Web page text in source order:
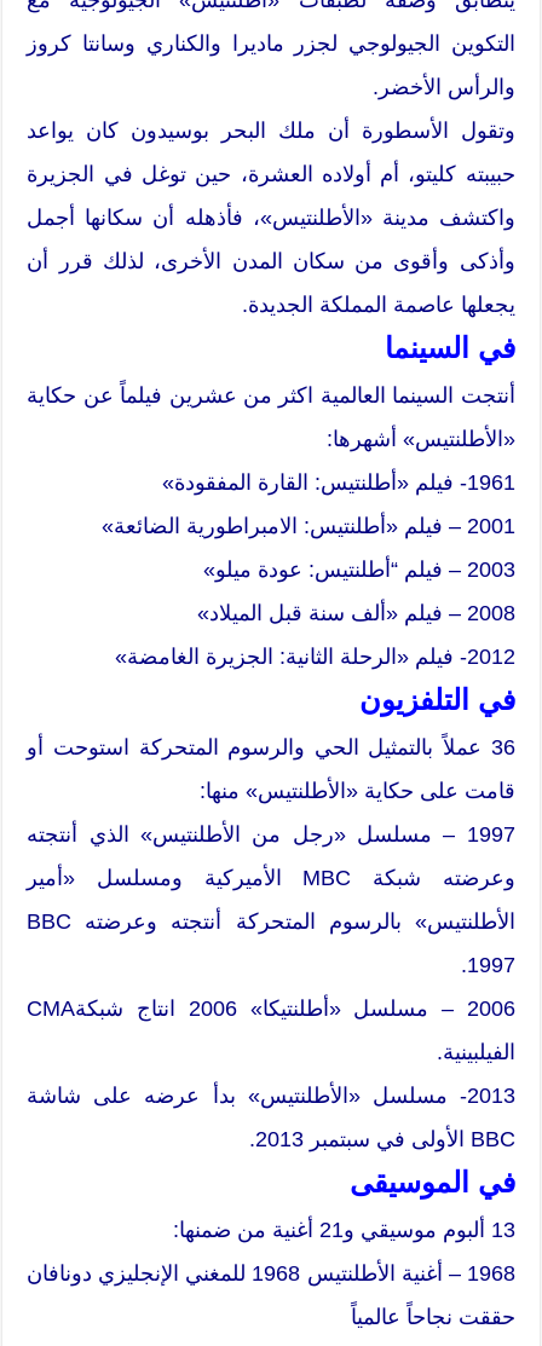
التكوين الجيولوجي لجزر ماديرا والكناري وسانتا كروز
والرأس الأخضر.
وتقول الأسطورة أن ملك البحر بوسيدون كان يواعد
حبيبته كليتو، أم أولاده العشرة، حين توغل في الجزيرة
واكتشف مدينة «الأطلنتيس»، فأذهله أن سكانها أجمل
وأذكى وأقوى من سكان المدن الأخرى، لذلك قرر أن
يجعلها عاصمة المملكة الجديدة.
في السينما
أنتجت السينما العالمية اكثر من عشرين فيلماً عن حكاية
«الأطلنتيس» أشهرها:
1961- فيلم «أطلنتيس: القارة المفقودة»
2001 – فيلم «أطلنتيس: الامبراطورية الضائعة»
2003 – فيلم “أطلنتيس: عودة ميلو»
2008 – فيلم «ألف سنة قبل الميلاد»
2012- فيلم «الرحلة الثانية: الجزيرة الغامضة»
في التلفزيون
36 عملاً بالتمثيل الحي والرسوم المتحركة استوحت أو
قامت على حكاية «الأطلنتيس» منها:
1997 – مسلسل «رجل من الأطلنتيس» الذي أنتجته
وعرضته شبكة MBC الأميركية ومسلسل «أمير
الأطلنتيس» بالرسوم المتحركة أنتجته وعرضته BBC
1997.
2006 – مسلسل «أطلنتيكا» 2006 انتاج شبكةCMA
الفيلبينية.
2013- مسلسل «الأطلنتيس» بدأ عرضه على شاشة
BBC الأولى في سبتمبر 2013.
في الموسيقى
13 ألبوم موسيقي و21 أغنية من ضمنها:
1968 – أغنية الأطلنتيس 1968 للمغني الإنجليزي دونافان
حققت نجاحاً عالمياً